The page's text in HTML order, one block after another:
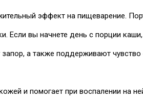
эффект на пищеварение.
Если вы начнете день с порции
а также поддерживают чувство
и помогает при воспалении на